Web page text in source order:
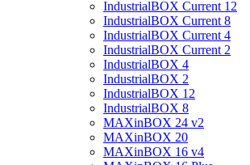
IndustrialBOX Current 12
IndustrialBOX Current 8
IndustrialBOX Current 4
IndustrialBOX Current 2
IndustrialBOX 4
IndustrialBOX 2
IndustrialBOX 12
IndustrialBOX 8
MAXinBOX 24 v2
MAXinBOX 20
MAXinBOX 16 v4